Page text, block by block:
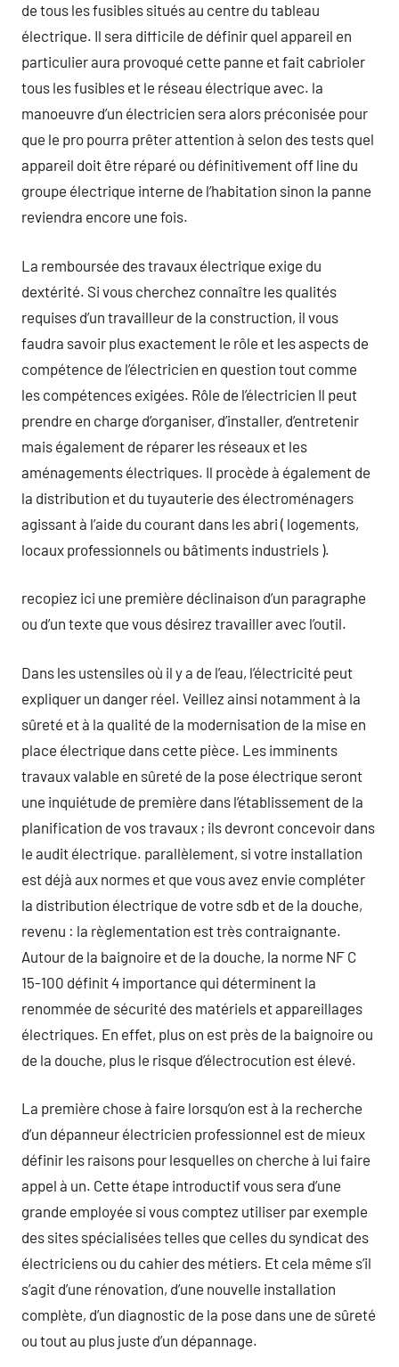
de tous les fusibles situés au centre du tableau
électrique. Il sera difficile de définir quel appareil en
particulier aura provoqué cette panne et fait cabrioler
tous les fusibles et le réseau électrique avec. la
manoeuvre d’un électricien sera alors préconisée pour
que le pro pourra prêter attention à selon des tests quel
appareil doit être réparé ou définitivement off line du
groupe électrique interne de l’habitation sinon la panne
reviendra encore une fois.
La remboursée des travaux électrique exige du
dextérité. Si vous cherchez connaître les qualités
requises d’un travailleur de la construction, il vous
faudra savoir plus exactement le rôle et les aspects de
compétence de l’électricien en question tout comme
les compétences exigées. Rôle de l’électricien Il peut
prendre en charge d’organiser, d’installer, d’entretenir
mais également de réparer les réseaux et les
aménagements électriques. Il procède à également de
la distribution et du tuyauterie des électroménagers
agissant à l’aide du courant dans les abri ( logements,
locaux professionnels ou bâtiments industriels ).
recopiez ici une première déclinaison d’un paragraphe
ou d’un texte que vous désirez travailler avec l’outil.
Dans les ustensiles où il y a de l’eau, l’électricité peut
expliquer un danger réel. Veillez ainsi notamment à la
sûreté et à la qualité de la modernisation de la mise en
place électrique dans cette pièce. Les imminents
travaux valable en sûreté de la pose électrique seront
une inquiétude de première dans l’établissement de la
planification de vos travaux ; ils devront concevoir dans
le audit électrique. parallèlement, si votre installation
est déjà aux normes et que vous avez envie compléter
la distribution électrique de votre sdb et de la douche,
revenu : la règlementation est très contraignante.
Autour de la baignoire et de la douche, la norme NF C
15-100 définit 4 importance qui déterminent la
renommée de sécurité des matériels et appareillages
électriques. En effet, plus on est près de la baignoire ou
de la douche, plus le risque d’électrocution est élevé.
La première chose à faire lorsqu’on est à la recherche
d’un dépanneur électricien professionnel est de mieux
définir les raisons pour lesquelles on cherche à lui faire
appel à un. Cette étape introductif vous sera d’une
grande employée si vous comptez utiliser par exemple
des sites spécialisées telles que celles du syndicat des
électriciens ou du cahier des métiers. Et cela même s’il
s’agit d’une rénovation, d’une nouvelle installation
complète, d’un diagnostic de la pose dans une de sûreté
ou tout au plus juste d’un dépannage.